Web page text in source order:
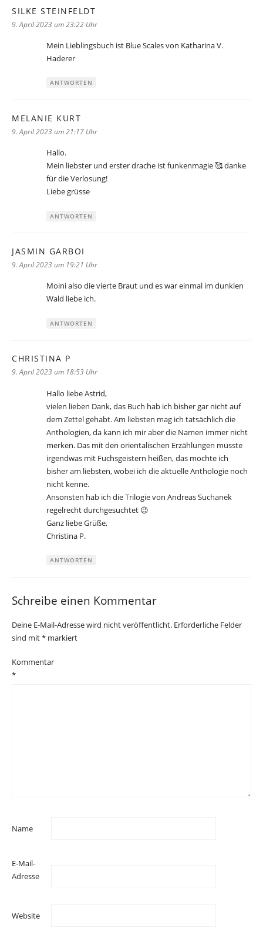
SILKE STEINFELDT
9. April 2023 um 23:22 Uhr
Mein Lieblingsbuch ist Blue Scales von Katharina V.
Haderer
ANTWORTEN
MELANIE KURT
9. April 2023 um 21:17 Uhr
Hallo.
Mein liebster und erster drache ist funkenmagie 🥰 danke
für die Verlosung!
Liebe grüsse
ANTWORTEN
JASMIN GARBOI
9. April 2023 um 19:21 Uhr
Moini also die vierte Braut und es war einmal im dunklen
Wald liebe ich.
ANTWORTEN
CHRISTINA P
9. April 2023 um 18:53 Uhr
Hallo liebe Astrid,
vielen lieben Dank, das Buch hab ich bisher gar nicht auf
dem Zettel gehabt. Am liebsten mag ich tatsächlich die
Anthologien, da kann ich mir aber die Namen immer nicht
merken. Das mit den orientalischen Erzählungen müsste
irgendwas mit Fuchsgeistern heißen, das mochte ich
bisher am liebsten, wobei ich die aktuelle Anthologie noch
nicht kenne.
Ansonsten hab ich die Trilogie von Andreas Suchanek
regelrecht durchgesuchtet 😉
Ganz liebe Grüße,
Christina P.
ANTWORTEN
Schreibe einen Kommentar
Deine E-Mail-Adresse wird nicht veröffentlicht. Erforderliche Felder
sind mit* markiert
Kommentar
*
Name
E-Mail-
Adresse
Website